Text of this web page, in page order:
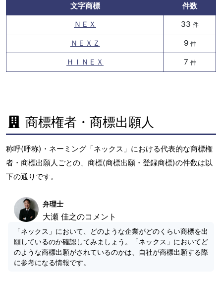
文字商標
件数
ＮＥＸ
33 件
ＮＥＸＺ 9 件
ＨＩＮＥＸ 7 件
商標権者・商標出願人
称呼(呼称)・ネーミング「ネックス」における代表的な商標権
者・商標出願人ごとの、商標(商標出願・登録商標)の件数は以
下の通りです。
弁理士
大瀬 佳之のコメント
「ネックス」において、どのような企業がどのくらい商標を出
願しているのか確認してみましょう。「ネックス」においてど
のような商標出願がされているのかは、自社が商標出願する際
に参考になる情報です。